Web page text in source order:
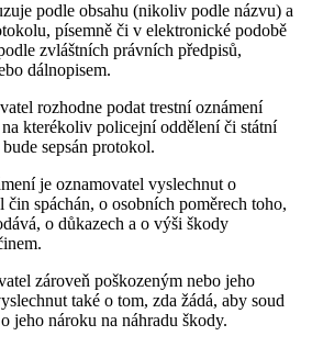
podle obsahu (nikoliv podle názvu) a
písemně či v elektronické podobě
zvláštních právních předpisů,
dálnopisem.
rozhodne podat trestní oznámení
kterékoliv policejní oddělení či státní
sepsán protokol.
je oznamovatel vyslechnut o
spáchán, o osobních poměrech toho,
o důkazech a o výši škody
zároveň poškozeným nebo jeho
také o tom, zda žádá, aby soud
jeho nároku na náhradu škody.